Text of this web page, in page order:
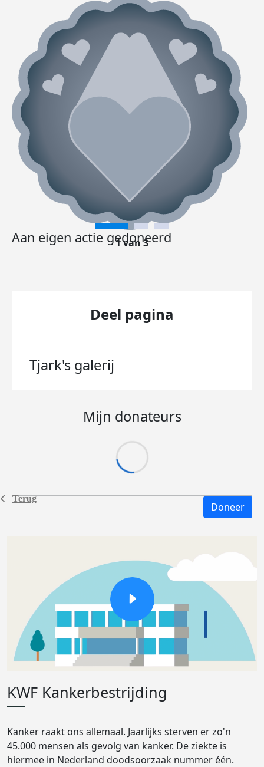
Terug
Aan eigen actie gedoneerd
1 van 3
Deel pagina
Tjark's galerij
Mijn donateurs
Doneer
KWF Kankerbestrijding
Kanker raakt ons allemaal. Jaarlijks sterven er zo'n
45.000 mensen als gevolg van kanker. De ziekte is
hiermee in Nederland doodsoorzaak nummer één.